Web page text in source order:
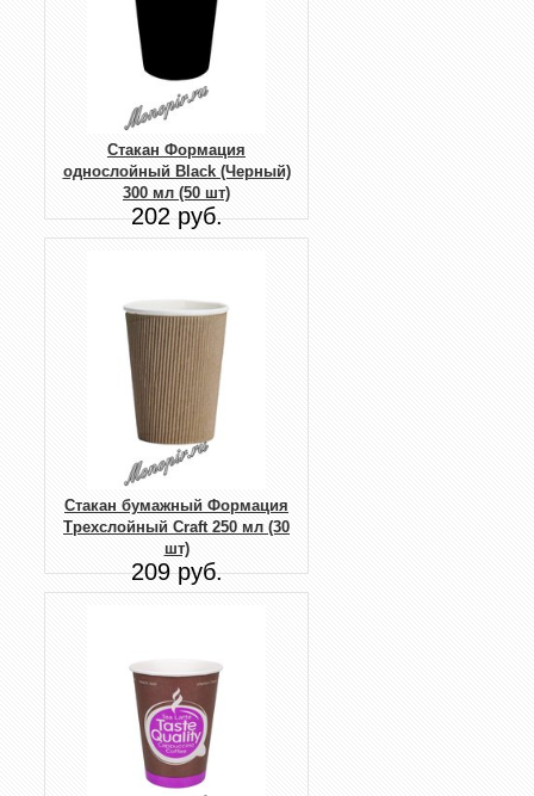
Стакан Формация
однослойный Black (Черный)
300 мл (50 шт)
202 руб.
Стакан бумажный Формация
Трехслойный Craft 250 мл (30
шт)
209 руб.